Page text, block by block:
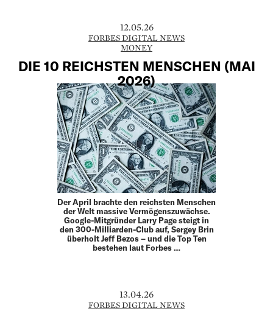
12.05.26
FORBES DIGITAL NEWS
MONEY
DIE 10 REICHSTEN MENSCHEN (MAI
2026)
Der April brachte den reichsten Menschen
der Welt massive Vermögenszuwächse.
Google-Mitgründer Larry Page steigt in
den 300-Milliarden-Club auf, Sergey Brin
überholt Jeff Bezos – und die Top Ten
bestehen laut Forbes …
13.04.26
FORBES DIGITAL NEWS